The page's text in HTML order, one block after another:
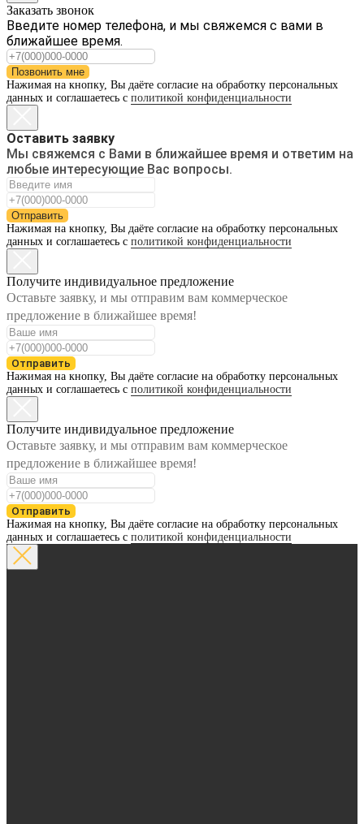
Заказать звонок
Введите номер телефона, и мы свяжемся с вами в
ближайшее время.
Позвонить мне
Нажимая на кнопку, Вы даёте согласие на обработку персональных
данных и соглашаетесь с политикой конфиденциальности
Оставить заявку
Мы свяжемся с Вами в ближайшее время и ответим на
любые интересующие Вас вопросы.
Отправить
Нажимая на кнопку, Вы даёте согласие на обработку персональных
данных и соглашаетесь с политикой конфиденциальности
Получите индивидуальное предложение
Оставьте заявку, и мы отправим вам коммерческое
предложение в ближайшее время!
Отправить
Нажимая на кнопку, Вы даёте согласие на обработку персональных
данных и соглашаетесь с политикой конфиденциальности
Получите индивидуальное предложение
Оставьте заявку, и мы отправим вам коммерческое
предложение в ближайшее время!
Отправить
Нажимая на кнопку, Вы даёте согласие на обработку персональных
данных и соглашаетесь с политикой конфиденциальности